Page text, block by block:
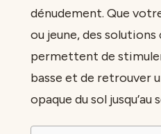
dénudement. Que
ou jeune, des
permettent de
basse et de retrouver
opaque du sol jusqu’au